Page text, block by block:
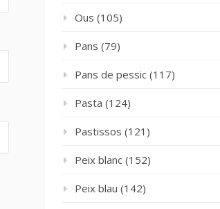
Ous (105)
Pans (79)
Pans de pessic (117)
Pasta (124)
Pastissos (121)
Peix blanc (152)
Peix blau (142)